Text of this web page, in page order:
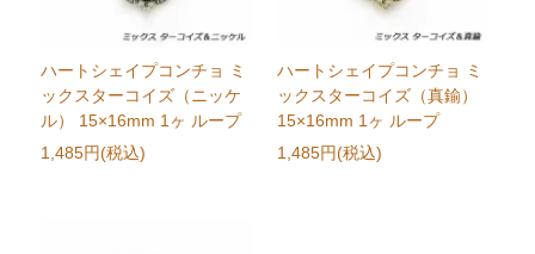
ハートシェイプコンチョ ミ
ックスターコイズ（ニッケ
ル） 15×16mm 1ヶ ループ
1,485円(税込)
ハートシェイプコンチョ ミ
ックスターコイズ（真鍮）
15×16mm 1ヶ ループ
1,485円(税込)